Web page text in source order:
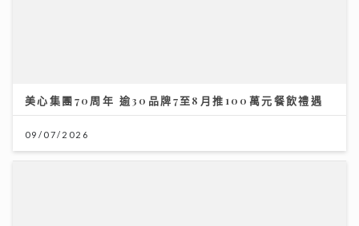
美心集團70周年 逾30品牌7至8月推100萬元餐飲禮遇
09/07/2026